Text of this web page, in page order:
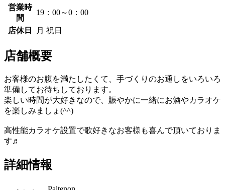
営業時
間
19：00～0：00
店休日 月 祝日
店舗概要
お客様のお腹を満たしたくて、手づくりのお通しをいろいろ
準備してお待ちしております。
楽しい時間が大好きなので、賑やかに一緒にお酒やカラオケ
を楽しみましょ(^^)
高性能カラオケ設置で歌好きなお客様も喜んで頂いておりま
す♬
詳細情報